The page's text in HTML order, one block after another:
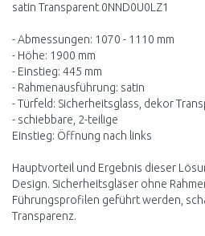
satin Transparent 0NND0U0LZ1
- Abmessungen: 1070 - 1110 mm
- Höhe: 1900 mm
- Einstieg: 445 mm
- Rahmenausführung: satin
- Türfeld: Sicherheitsglass, dekor
- schiebbare, 2-teilige
Einstieg: Öffnung nach links
Hauptvorteil und Ergebnis dieser
Design. Sicherheitsgläser ohne
Führungsprofilen geführt werden,
Transparenz.